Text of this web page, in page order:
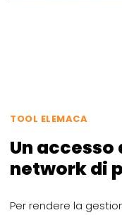
TOOL ELEMACA
Un
network di
Per rendere la